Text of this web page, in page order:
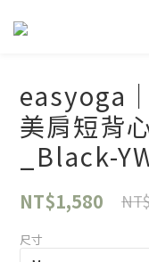
easyoga
美肩短背
_Black-
NT$1,580
尺寸